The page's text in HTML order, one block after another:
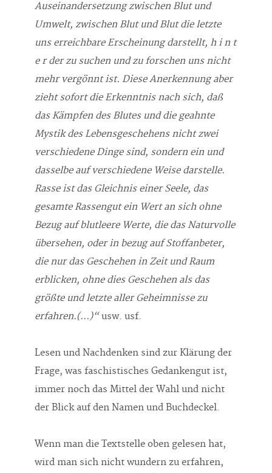
Auseinandersetzung zwischen Blut und
Umwelt, zwischen Blut und Blut die letzte
uns erreichbare Erscheinung darstellt, h i n t
e r der zu suchen und zu forschen uns nicht
mehr vergönnt ist. Diese Anerkennung aber
zieht sofort die Erkenntnis nach sich, daß
das Kämpfen des Blutes und die geahnte
Mystik des Lebensgeschehens nicht zwei
verschiedene Dinge sind, sondern ein und
dasselbe auf verschiedene Weise darstelle.
Rasse ist das Gleichnis einer Seele, das
gesamte Rassengut ein Wert an sich ohne
Bezug auf blutleere Werte, die das Naturvolle
übersehen, oder in bezug auf Stoffanbeter,
die nur das Geschehen in Zeit und Raum
erblicken, ohne dies Geschehen als das
größte und letzte aller Geheimnisse zu
erfahren.(...)“usw. usf.
Lesen und Nachdenken sind zur Klärung der
Frage, was faschistisches Gedankengut ist,
immer noch das Mittel der Wahl und nicht
der Blick auf den Namen und Buchdeckel.
Wenn man die Textstelle oben gelesen hat,
wird man sich nicht wundern zu erfahren,